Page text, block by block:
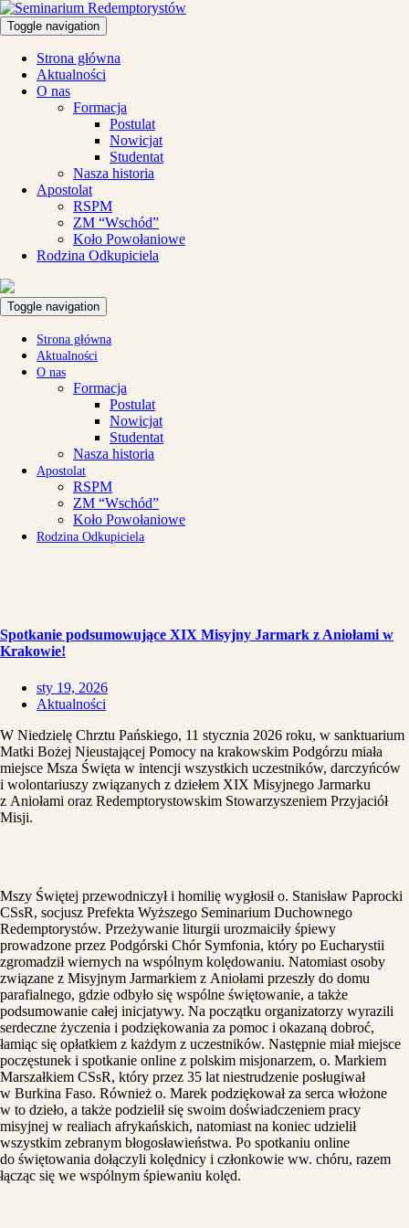
Toggle navigation
Strona główna
Aktualności
O nas
Formacja
Postulat
Nowicjat
Studentat
Nasza historia
Apostolat
RSPM
ZM “Wschód”
Koło Powołaniowe
Rodzina Odkupiciela
Toggle navigation
Strona główna
Aktualności
O nas
Formacja
Postulat
Nowicjat
Studentat
Nasza historia
Apostolat
RSPM
ZM “Wschód”
Koło Powołaniowe
Rodzina Odkupiciela
Spotkanie podsumowujące XIX Misyjny Jarmark z Aniołami w
Krakowie!
sty 19, 2026
Aktualności
W Niedzielę Chrztu Pańskiego, 11 stycznia 2026 roku, w sanktuarium
Matki Bożej Nieustającej Pomocy na krakowskim Podgórzu miała
miejsce Msza Święta w intencji wszystkich uczestników, darczyńców
i wolontariuszy związanych z dziełem XIX Misyjnego Jarmarku
z Aniołami oraz Redemptorystowskim Stowarzyszeniem Przyjaciół
Misji.
Mszy Świętej przewodniczył i homilię wygłosił o. Stanisław Paprocki
CSsR, socjusz Prefekta Wyższego Seminarium Duchownego
Redemptorystów. Przeżywanie liturgii urozmaiciły śpiewy
prowadzone przez Podgórski Chór Symfonia, który po Eucharystii
zgromadził wiernych na wspólnym kolędowaniu. Natomiast osoby
związane z Misyjnym Jarmarkiem z Aniołami przeszły do domu
parafialnego, gdzie odbyło się wspólne świętowanie, a także
podsumowanie całej inicjatywy. Na początku organizatorzy wyrazili
serdeczne życzenia i podziękowania za pomoc i okazaną dobroć,
łamiąc się opłatkiem z każdym z uczestników. Następnie miał miejsce
poczęstunek i spotkanie online z polskim misjonarzem, o. Markiem
Marszałkiem CSsR, który przez 35 lat niestrudzenie posługiwał
w Burkina Faso. Również o. Marek podziękował za serca włożone
w to dzieło, a także podzielił się swoim doświadczeniem pracy
misyjnej w realiach afrykańskich, natomiast na koniec udzielił
wszystkim zebranym błogosławieństwa. Po spotkaniu online
do świętowania dołączyli kolędnicy i członkowie ww. chóru, razem
łącząc się we wspólnym śpiewaniu kolęd.